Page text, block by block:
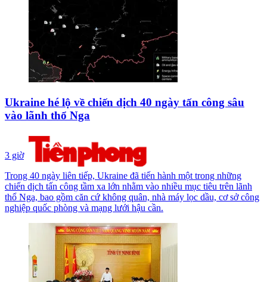
Ukraine hé lộ về chiến dịch 40 ngày tấn công sâu
vào lãnh thổ Nga
3 giờ
Trong 40 ngày liên tiếp, Ukraine đã tiến hành một trong những
chiến dịch tấn công tầm xa lớn nhằm vào nhiều mục tiêu trên lãnh
thổ Nga, bao gồm căn cứ không quân, nhà máy lọc dầu, cơ sở công
nghiệp quốc phòng và mạng lưới hậu cần.